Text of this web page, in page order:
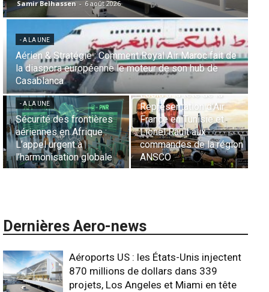
Samir Belhassen - 6 août 2026
- A LA UNE
Aérien & Stratégie : Comment Royal Air Maroc fait de
la diaspora européenne le moteur de son hub de
Casablanca
- A LA UNE
Sécurité des frontières
aériennes en Afrique :
L’appel urgent à
l’harmonisation globale
- A LA UNE
Nominations : Sadri
Essid à la tête de la
Représentation d’Air
France en Tunisie et
Lionel Rault aux
commandes de la région
ANSCO
Dernières Aero-news
Aéroports US : les États-Unis injectent
870 millions de dollars dans 339
projets, Los Angeles et Miami en tête